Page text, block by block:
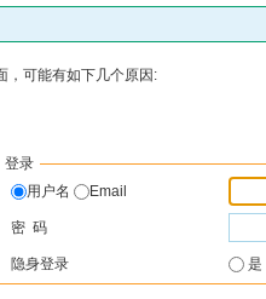
，可能有如下几个原因:
登录
用户名
Email
密 码
隐身登录